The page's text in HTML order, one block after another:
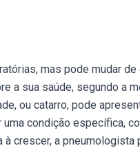
mas pode mudar
a sua saúde, segundo a
ou catarro, pode
condição específica,
crescer, a